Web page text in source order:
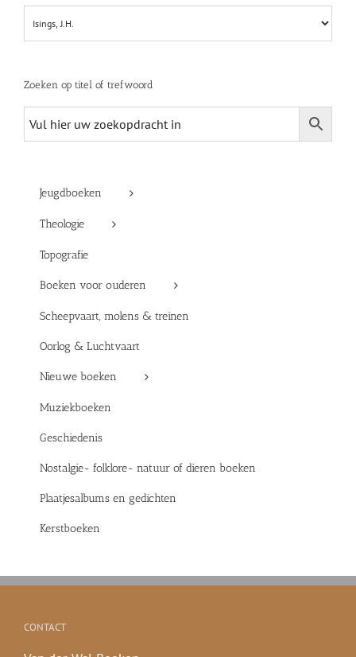
Zoeken op titel of trefwoord
Jeugdboeken
Theologie
Topografie
Boeken voor ouderen
Scheepvaart, molens & treinen
Oorlog & Luchtvaart
Nieuwe boeken
Muziekboeken
Geschiedenis
Nostalgie- folklore- natuur of dieren boeken
Plaatjesalbums en gedichten
Kerstboeken
CONTACT